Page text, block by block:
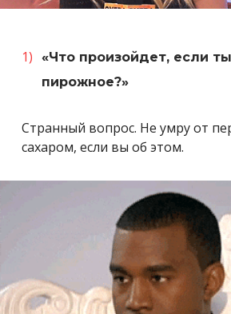
«Что произойдет, если
пирожное?»
Странный вопрос. Не умру от
сахаром, если вы об этом.